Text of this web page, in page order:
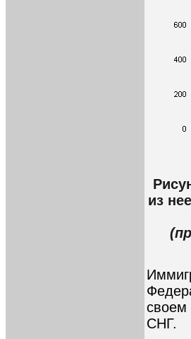
из
СНГ.